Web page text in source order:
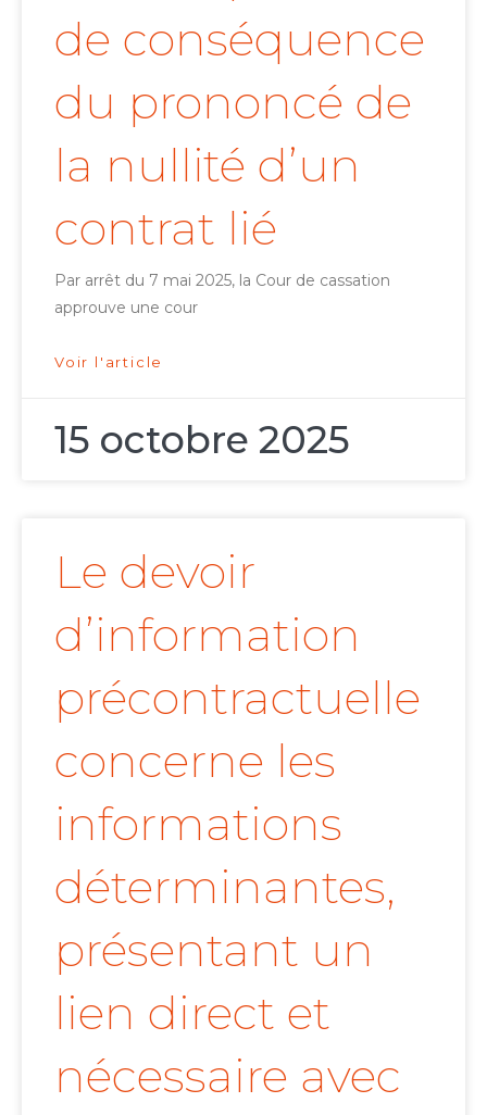
de conséquence
du prononcé de
la nullité d’un
contrat lié
Par arrêt du 7 mai 2025, la Cour de cassation
approuve une cour
Voir l'article
15 octobre 2025
Le devoir
d’information
précontractuelle
concerne les
informations
déterminantes,
présentant un
lien direct et
nécessaire avec